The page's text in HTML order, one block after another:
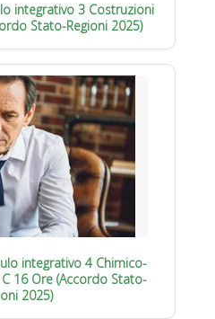
integrativo 3 Costruzioni
Stato-Regioni 2025)
integrativo 4 Chimico-
16 Ore (Accordo Stato-
2025)